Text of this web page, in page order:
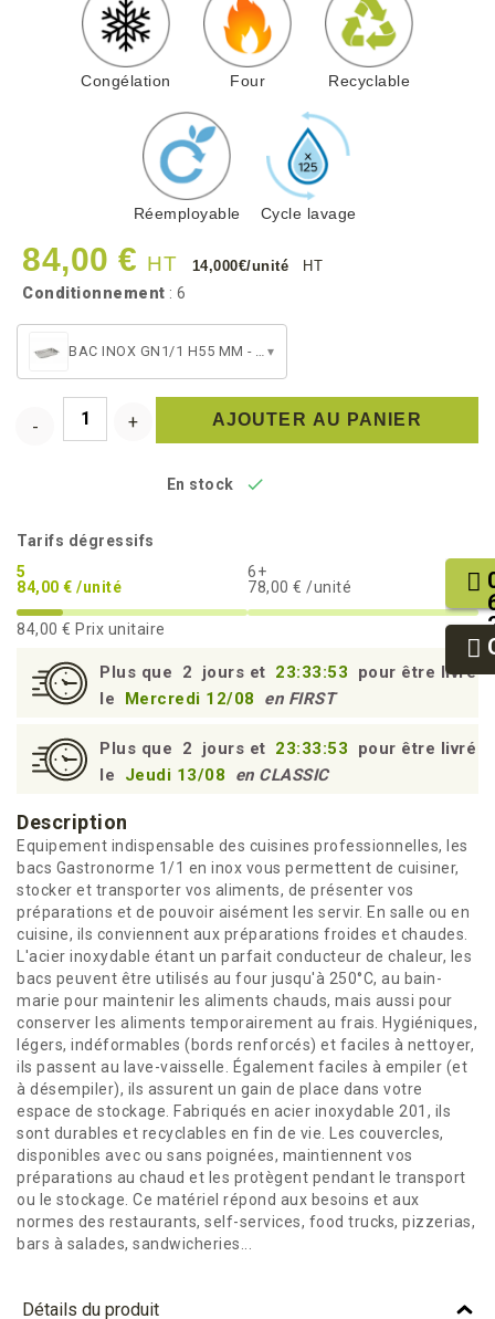
Congélation Four Recyclable
Réemployable Cycle lavage
84,00 € HT 14,000€/unité HT
Conditionnement : 6
▾
AJOUTER AU PANIER
En stock 
Tarifs dégressifs
5
84,00 € /unité
6+
78,00 € /unité
84,00 € Prix unitaire
Plus que 2 jours et 23:33:52
pour être livré
le
Mercredi 12/08 en FIRST
Plus que 2 jours et 23:33:52
pour être livré
le
Jeudi 13/08 en CLASSIC
Description
Equipement indispensable des cuisines professionnelles, les
bacs Gastronorme 1/1 en inox vous permettent de cuisiner,
stocker et transporter vos aliments, de présenter vos
préparations et de pouvoir aisément les servir. En salle ou en
cuisine, ils conviennent aux préparations froides et chaudes.
L'acier inoxydable étant un parfait conducteur de chaleur, les
bacs peuvent être utilisés au four jusqu'à 250°C, au bain-
marie pour maintenir les aliments chauds, mais aussi pour
conserver les aliments temporairement au frais. Hygiéniques,
légers, indéformables (bords renforcés) et faciles à nettoyer,
ils passent au lave-vaisselle. Également faciles à empiler (et
à désempiler), ils assurent un gain de place dans votre
espace de stockage. Fabriqués en acier inoxydable 201, ils
sont durables et recyclables en fin de vie. Les couvercles,
disponibles avec ou sans poignées, maintiennent vos
préparations au chaud et les protègent pendant le transport
ou le stockage. Ce matériel répond aux besoins et aux
normes des restaurants, self-services, food trucks, pizzerias,
bars à salades, sandwicheries...
Détails du produit